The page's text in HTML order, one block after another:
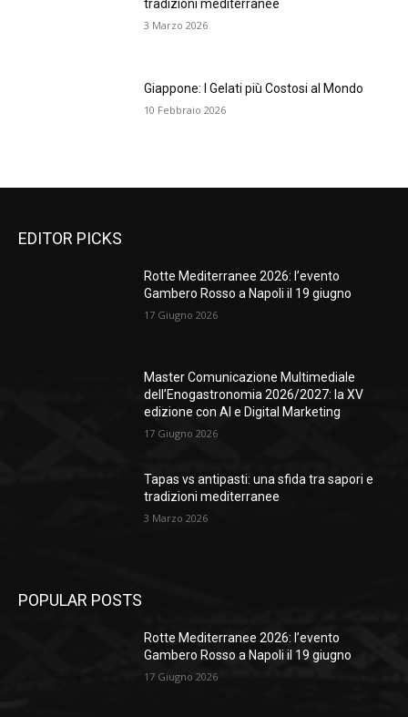
tradizioni mediterranee
3 Marzo 2026
Giappone: I Gelati più Costosi al Mondo
10 Febbraio 2026
EDITOR PICKS
Rotte Mediterranee 2026: l’evento
Gambero Rosso a Napoli il 19 giugno
17 Giugno 2026
Master Comunicazione Multimediale
dell’Enogastronomia 2026/2027: la XV
edizione con AI e Digital Marketing
17 Giugno 2026
Tapas vs antipasti: una sfida tra sapori e
tradizioni mediterranee
3 Marzo 2026
POPULAR POSTS
Rotte Mediterranee 2026: l’evento
Gambero Rosso a Napoli il 19 giugno
17 Giugno 2026